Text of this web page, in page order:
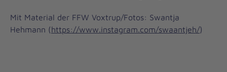
Mit Material der FFW Voxtrup/Fotos: Swantja
Hehmann (https://www.instagram.com/swaantjeh/)